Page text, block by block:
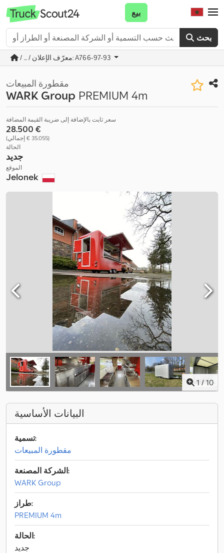
بحث
بيع
/ ... / معرّف الإعلان: A766-97-93
مقطورة المبيعات
WARK Group PREMIUM 4m
سعر ثابت بالإضافة إلى ضريبة القيمة المضافة
‏28.500 €
(‏35.055 € إجمالي)
الحالة
جديد
الموقع
Jelonek
1 / 10
البيانات الأساسية
تسمية:
مقطورة المبيعات
الشركة المصنعة:
WARK Group
طراز:
PREMIUM 4m
الحالة:
جديد